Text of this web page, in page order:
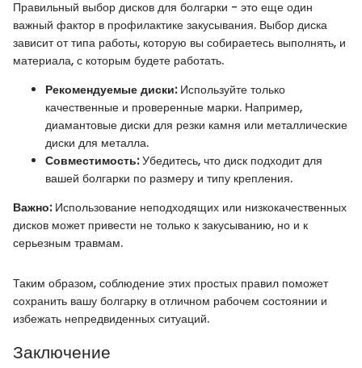
Правильный выбор дисков для болгарки - это еще один
важный фактор в профилактике закусывания. Выбор диска
зависит от типа работы, которую вы собираетесь выполнять, и
материала, с которым будете работать.
Рекомендуемые диски:Используйте только
качественные и проверенные марки. Например,
диамантовые диски для резки камня или металлические
диски для металла.
Совместимость:Убедитесь, что диск подходит для
вашей болгарки по размеру и типу крепления.
Важно:Использование неподходящих или низкокачественных
дисков может привести не только к закусыванию, но и к
серьезным травмам.
Таким образом, соблюдение этих простых правил поможет
сохранить вашу болгарку в отличном рабочем состоянии и
избежать непредвиденных ситуаций.
Заключение